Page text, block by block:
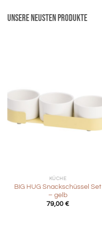
Unsere neusten Produkte
KÜCHE
BIG HUG Snackschüssel Set
– gelb
79,00 €